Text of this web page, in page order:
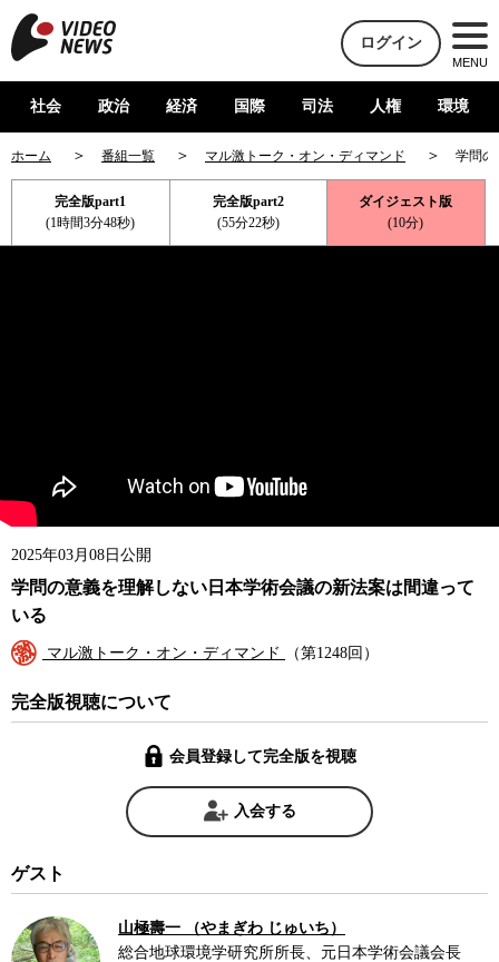
ログイン
MENU
社会 政治 経済 国際 司法 人権 環境
ホーム 番組一覧 マル激トーク・オン・ディマンド 学問の
完全版part1
(1時間3分48秒)
完全版part2
(55分22秒)
ダイジェスト版
(10分)
2025年03月08日公開
学問の意義を理解しない日本学術会議の新法案は間違って
いる
マル激トーク・オン・ディマンド （第1248回）
完全版視聴について
会員登録して完全版を視聴
入会する
ゲスト
山極壽一 （やまぎわ じゅいち）
総合地球環境学研究所所長、元日本学術会議会長